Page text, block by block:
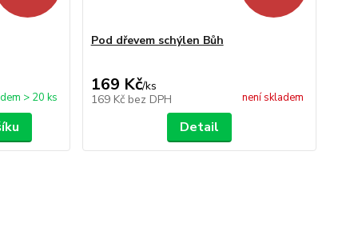
> 20 ks
Pod dřevem schýlen Bůh
169 Kč/ks
169 Kč bez DPH není skladem
Detail